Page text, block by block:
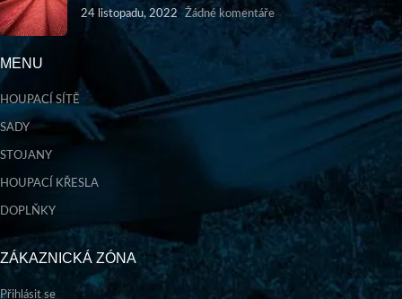
24 listopadu, 2022 Žádné komentáře
MENU
HOUPACÍ SÍTĚ
SADY
STOJANY
HOUPACÍ KŘESLA
DOPLŇKY
ZÁKAZNICKÁ ZÓNA
Přihlásit se